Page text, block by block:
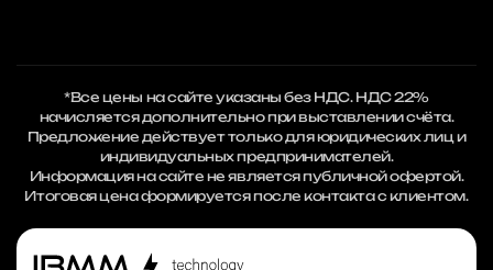
*Все цены на сайте указаны без НДС. НДС 22%
начисляется дополнительно при выставлении счёта.
Предложение действует только для юридических лиц и
индивидуальных предпринимателей.
Информация на сайте не является публичной офертой.
Итоговая цена формируется после контакта с клиентом.